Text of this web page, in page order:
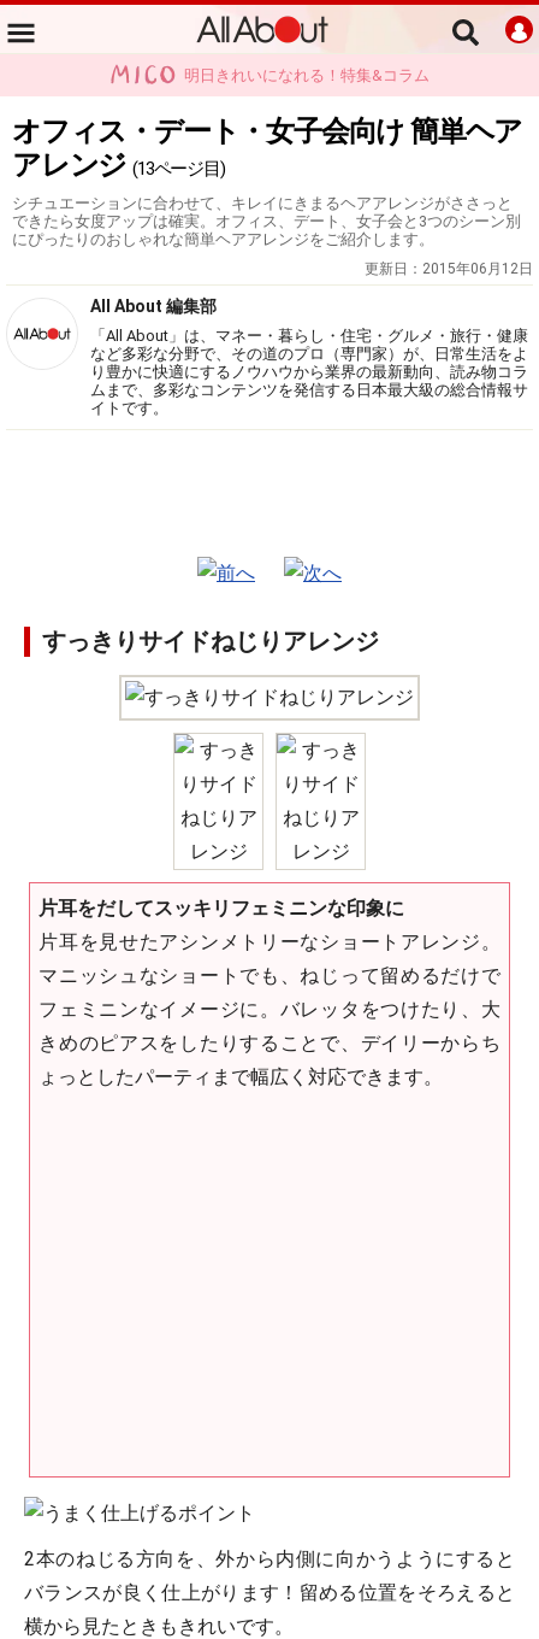
明日きれいになれる！特集&コラム
オフィス・デート・女子会向け 簡単ヘア
アレンジ (13ページ目)
シチュエーションに合わせて、キレイにきまるヘアアレンジがささっと
できたら女度アップは確実。オフィス、デート、女子会と3つのシーン別
にぴったりのおしゃれな簡単ヘアアレンジをご紹介します。
更新日： 2015年06月12日
All About 編集部
「All About」は、マネー・暮らし・住宅・グルメ・旅行・健康
など多彩な分野で、その道のプロ（専門家）が、日常生活をよ
り豊かに快適にするノウハウから業界の最新動向、読み物コラ
ムまで、多彩なコンテンツを発信する日本最大級の総合情報サ
イトです。
すっきりサイドねじりアレンジ
片耳をだしてスッキリフェミニンな印象に
片耳を見せたアシンメトリーなショートアレンジ。
マニッシュなショートでも、ねじって留めるだけで
フェミニンなイメージに。バレッタをつけたり、大
きめのピアスをしたりすることで、デイリーからち
ょっとしたパーティまで幅広く対応できます。
2本のねじる方向を、外から内側に向かうようにすると
バランスが良く仕上がります！留める位置をそろえると
横から見たときもきれいです。